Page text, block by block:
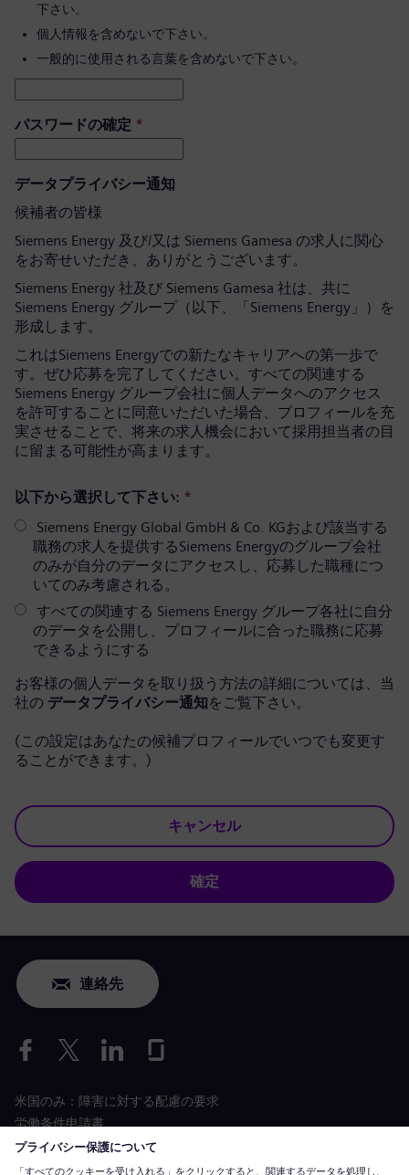
下さい。
個人情報を含めないで下さい。
一般的に使用される言葉を含めないで下さい。
パスワードの確定 *
データプライバシー通知
候補者の皆様
Siemens Energy 及び/又は Siemens Gamesa の求人に関心
をお寄せいただき、ありがとうございます。
Siemens Energy 社及び Siemens Gamesa 社は、共に
Siemens Energy グループ（以下、「Siemens Energy」）を
形成します。
これはSiemens Energyでの新たなキャリアへの第一歩で
す。ぜひ応募を完了してください。すべての関連する
Siemens Energy グループ会社に個人データへのアクセス
を許可することに同意いただいた場合、プロフィールを充
実させることで、将来の求人機会において採用担当者の目
に留まる可能性が高まります。
以下から選択して下さい: *
Siemens Energy Global GmbH & Co. KGおよび該当する
職務の求人を提供するSiemens Energyのグループ会社
のみが自分のデータにアクセスし、応募した職種につ
いてのみ考慮される。
すべての関連する Siemens Energy グループ各社に自分
のデータを公開し、プロフィールに合った職務に応募
できるようにする
お客様の個人データを取り扱う方法の詳細については、当
社の データプライバシー通知をご覧下さい。
(この設定はあなたの候補プロフィールでいつでも変更す
ることができます。)
キャンセル
確定
連絡先
米国のみ：障害に対する配慮の要求
労働条件申請書
siemens-energy.comグローバルウェブサイト